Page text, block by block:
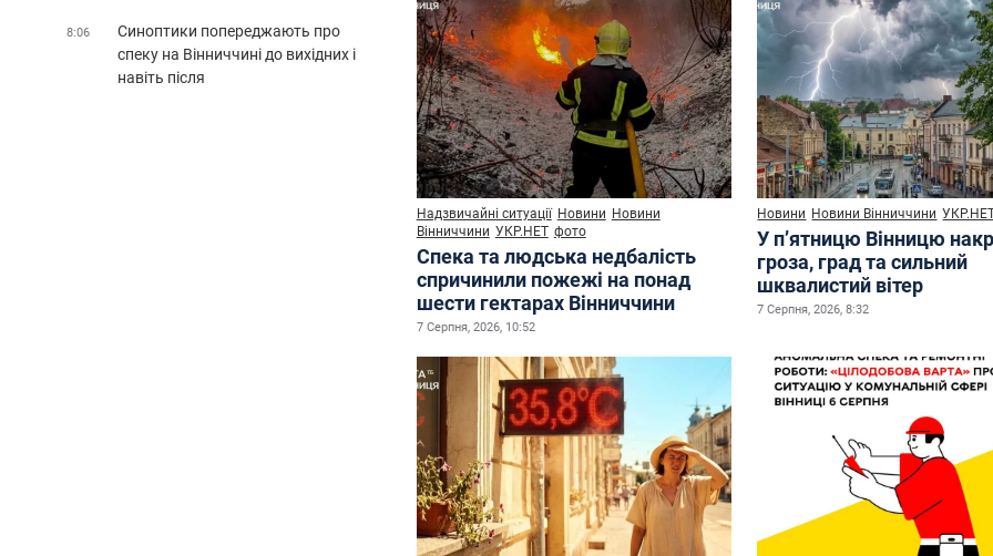
Надзвичайні ситуації Новини Новини
Вінниччини УКР.НЕТ фото
Спека та людська недбалість
спричинили пожежі на понад
шести гектарах Вінниччини
7 Серпня, 2026, 10:52
Новини Новини Вінниччини
У п’ятницю Вінницю
гроза, град та сильний
шквалистий вітер
7 Серпня, 2026, 8:32
8:06
Синоптики попереджають про
спеку на Вінниччині до вихідних і
навіть після